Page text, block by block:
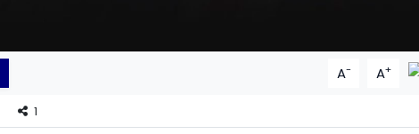
A- A+
1